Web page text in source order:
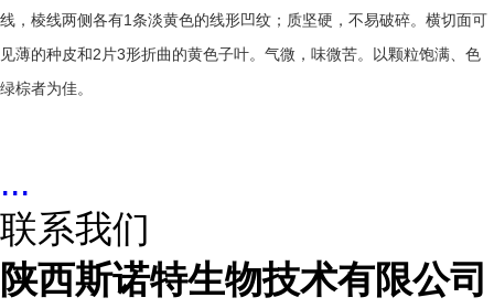
线，棱线两侧各有1条淡黄色的线形凹纹；质坚硬，不易破碎。横切面可
见薄的种皮和2片3形折曲的黄色子叶。气微，味微苦。以颗粒饱满、色
绿棕者为佳。
...
联系我们
陕西斯诺特生物技术有限公司